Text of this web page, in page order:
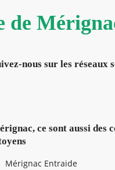
de
nous sur les réseaux
ce sont aussi des
Mérignac Entraide